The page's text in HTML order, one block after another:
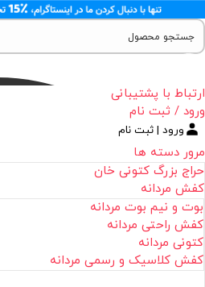
ارتباط با پشتیبانی
ورود / ثبت نام
ورود | ثبت نام
مرور دسته ها
حراج بزرگ کتونی خان
کفش مردانه
بوت و نیم بوت مردانه
کفش راحتی مردانه
کتونی مردانه
کفش کلاسیک و رسمی مردانه